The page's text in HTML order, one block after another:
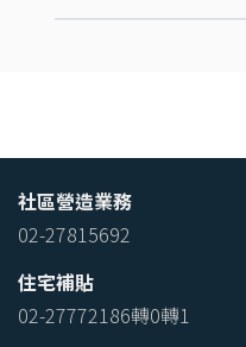
社區營造業務
02-27815692
住宅補貼
02-27772186轉0轉1